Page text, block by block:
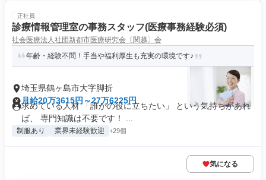
正社員
診療情報管理室の事務スタッフ(医療事務経験必須)
社会医療法人社団新都市医療研究会〔関越〕会
年齢・経験不問！手当や福利厚生も充実の環境です♪
埼玉県鶴ヶ島市大字脚折
月給20万3615円～27万6225円
求めている人材 「誰かの役に立ちたい」 という気持ちがあれ
ば、 専門知識は不要です！ ...
制服あり 業界未経験歓迎 +29個
気になる